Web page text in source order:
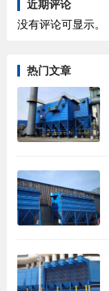
近期评论
没有评论可显示。
热门文章